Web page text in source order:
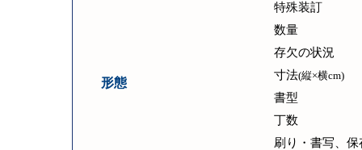
形態
特殊装訂
数量
存欠の状況
寸法(縦×横cm)
書型
丁数
刷り・書写、保